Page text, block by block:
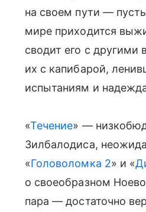
на своем пути —
мире приходится
сводит его с
их с капибарой,
испытаниям и
«Течение» —
Зилбалодиса,
«Головоломка 2» и «
о своеобразном
пара — достаточно